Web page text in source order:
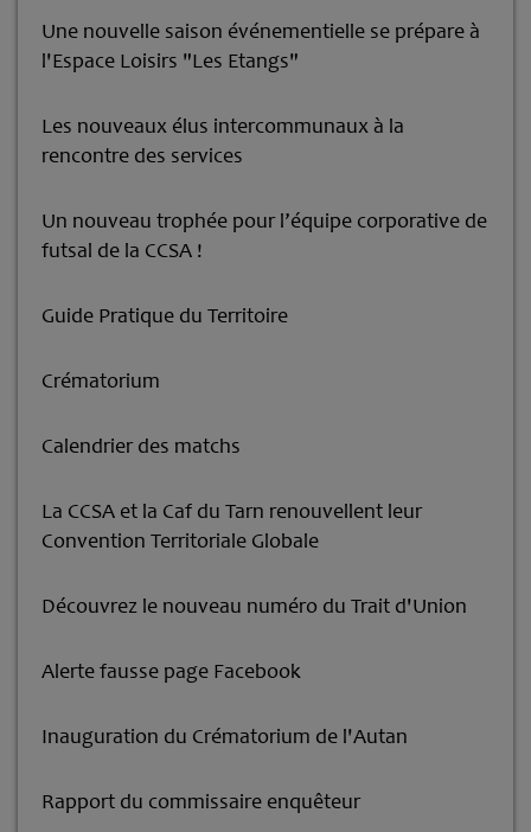
Une nouvelle saison événementielle se prépare à
l'Espace Loisirs "Les Etangs"
Les nouveaux élus intercommunaux à la
rencontre des services
Un nouveau trophée pour l’équipe corporative de
futsal de la CCSA !
Guide Pratique du Territoire
Crématorium
Calendrier des matchs
La CCSA et la Caf du Tarn renouvellent leur
Convention Territoriale Globale
Découvrez le nouveau numéro du Trait d'Union
Alerte fausse page Facebook
Inauguration du Crématorium de l'Autan
Rapport du commissaire enquêteur